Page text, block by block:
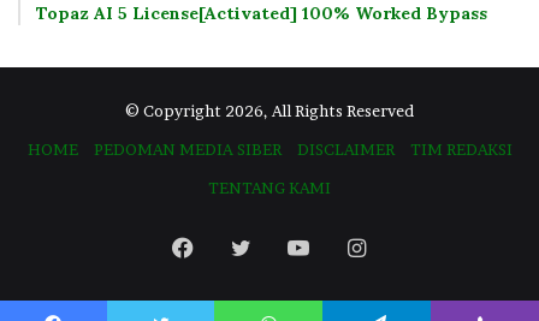
Topaz AI 5 License[Activated] 100% Worked Bypass
© Copyright 2026, All Rights Reserved
HOME
PEDOMAN MEDIA SIBER DISCLAIMER
TIM REDAKSI
TENTANG KAMI
Facebook
TwitterYouTubeInstagram